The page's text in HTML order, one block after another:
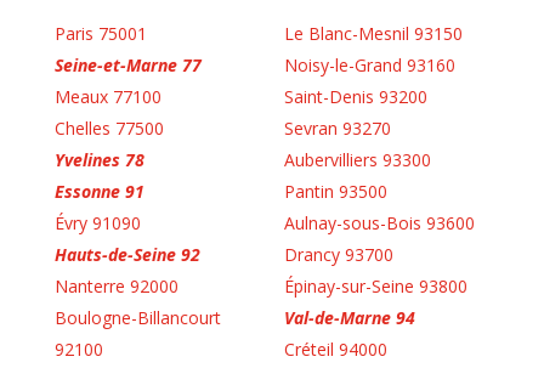
Paris 75001
Seine-et-Marne 77
Meaux 77100
Chelles 77500
Yvelines 78
Essonne 91
Évry 91090
Hauts-de-Seine 92
Nanterre 92000
Boulogne-Billancourt
92100
Le Blanc-Mesnil 93150
Noisy-le-Grand 93160
Saint-Denis 93200
Sevran 93270
Aubervilliers 93300
Pantin 93500
Aulnay-sous-Bois 93600
Drancy 93700
Épinay-sur-Seine 93800
Val-de-Marne 94
Créteil 94000